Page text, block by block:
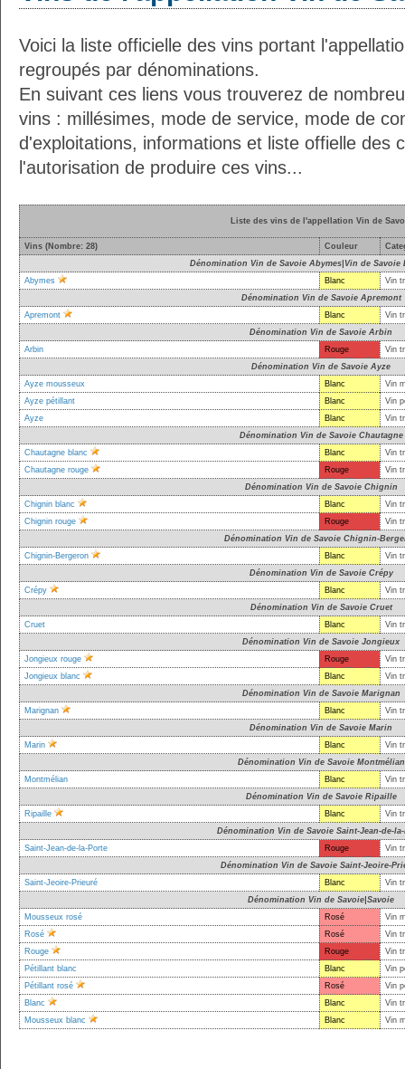
Voici la liste officielle des vins portant
regroupés par dénominations.
En suivant ces liens vous trouverez de
vins : millésimes, mode de service, mode de
d'exploitations, informations et liste offielle des
l'autorisation de produire ces vins...
Liste des vins de l'appellation Vin de
Vins (Nombre: 28) Couleur
Dénomination Vin de Savoie Abymes|Vin de Savoie
Abymes
Blanc
Vin
Dénomination Vin de Savoie Apremont
Apremont
Blanc
Vin
Dénomination Vin de Savoie Arbin
Arbin
Rouge
Vin
Dénomination Vin de Savoie Ayze
Ayze mousseux
Blanc
Vin
Ayze pétillant
Blanc
Vin
Ayze
Blanc
Vin
Dénomination Vin de Savoie Chautagne
Chautagne blanc
Blanc
Vin
Chautagne rouge
Rouge
Vin
Dénomination Vin de Savoie Chignin
Chignin blanc
Blanc
Vin
Chignin rouge
Rouge
Vin
Dénomination Vin de Savoie Chignin-
Chignin-Bergeron
Blanc
Vin
Dénomination Vin de Savoie Crépy
Crépy
Blanc
Vin
Dénomination Vin de Savoie Cruet
Cruet
Blanc
Vin
Dénomination Vin de Savoie Jongieux
Jongieux rouge
Rouge
Vin
Jongieux blanc
Blanc
Vin
Dénomination Vin de Savoie Marignan
Marignan
Blanc
Vin
Dénomination Vin de Savoie Marin
Marin
Blanc
Vin
Dénomination Vin de Savoie Montmélian
Montmélian
Blanc
Vin
Dénomination Vin de Savoie Ripaille
Ripaille
Blanc
Vin
Dénomination Vin de Savoie Saint-Jean-de-
Saint-Jean-de-la-Porte
Rouge
Vin
Dénomination Vin de Savoie Saint-Jeoire-
Saint-Jeoire-Prieuré
Blanc
Vin
Dénomination Vin de Savoie|Savoie
Mousseux rosé
Rosé
Vin
Rosé
Rosé
Vin
Rouge
Rouge
Vin
Pétillant blanc
Blanc
Vin
Pétillant rosé
Rosé
Vin
Blanc
Blanc
Vin
Mousseux blanc
Blanc Vin